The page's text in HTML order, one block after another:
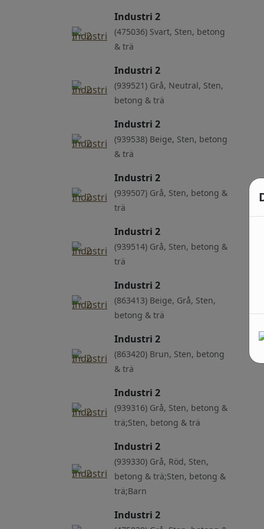
Industri 2
(475036) Svart, Sten, betong
& trä
Industri 2
(939521) Grå, Neutral, Sten,
betong & trä
Industri 2
(939538) Beige, Sten, betong
& trä
Industri 2
(939507) Grå, Sten, betong &
trä
Industri 2
(939514) Grå, Sten, betong &
trä
Industri 2
(863413) Beige, Grå, Sten,
betong & trä
Industri 2
(863420) Brun, Sten, betong
& trä
Industri 2
(939316) Grå, Sten, betong &
trä;Sten, betong & trä
Industri 2
(939330) Grå, Röd, Sten,
betong & trä;Sten, betong &
trä;Barn
Industri 2